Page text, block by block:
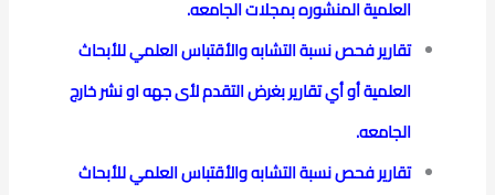
العلمية المنشوره بمجلات الجامعه.
تقارير فحص نسبة التشابه والأقتباس العلمي للأبحاث
العلمية أو أي تقارير بغرض التقدم لأى جهه او نشر خارج
الجامعه.
تقارير فحص نسبة التشابه والأقتباس العلمي للأبحاث